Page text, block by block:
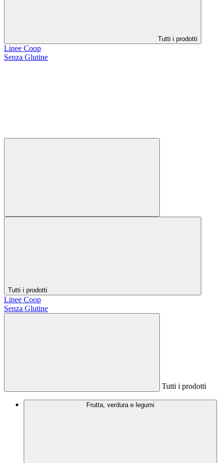
Tutti i prodotti
Linee Coop
Senza Glutine
Tutti i prodotti
Linee Coop
Senza Glutine
Tutti i prodotti
Frutta, verdura e legumi